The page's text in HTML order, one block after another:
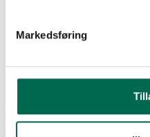
Markedsføring